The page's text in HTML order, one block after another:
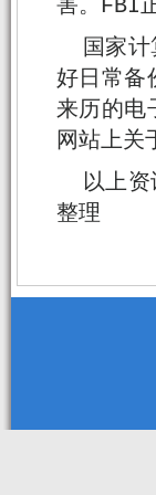
害。FBI
国家
好日常备
来历的电
网站上关
以上
整理